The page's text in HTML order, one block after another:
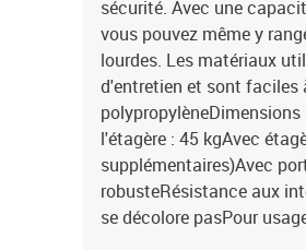
sécurité. Avec une
vous pouvez même y
lourdes. Les matériaux
d'entretien et sont faciles
l'étagère : 45 kgAvec
supplémentaires)Avec
robusteRésistance aux
se décolore pasPour